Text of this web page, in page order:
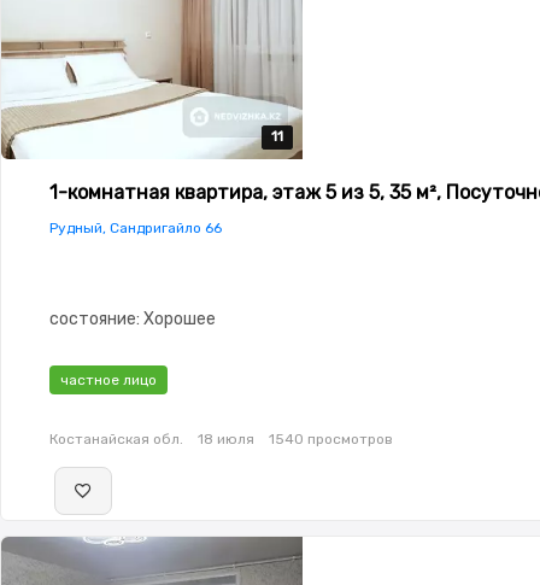
11
11
11
11
11
1-комнатная квартира, этаж 5 из 5, 35 м²,
Рудный, Сандригайло 66
состояние: Хорошее
частное лицо
Костанайская обл. 18 июля 1540 просмотров